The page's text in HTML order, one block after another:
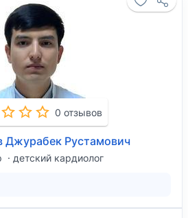
0 отзывов
Джурабек Рустамович
детский кардиолог